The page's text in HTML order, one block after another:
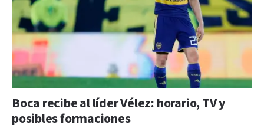
Boca recibe al líder Vélez: horario, TV y
posibles formaciones